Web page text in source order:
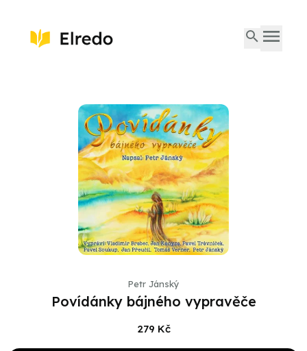
Petr Jánský
Povídánky bájného vypravěče
279 Kč